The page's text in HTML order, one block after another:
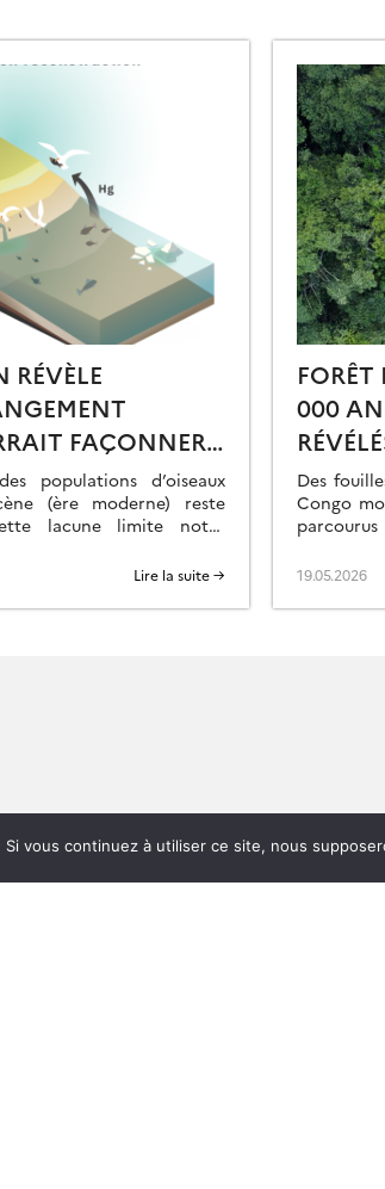
FAÇONNER
populations d’oiseaux
(ère moderne) reste
lacune limite notre
[…]
Lire la suite →
FORÊT
000
Des
Congo
19.05.2026
vous continuez à utiliser ce site, nous